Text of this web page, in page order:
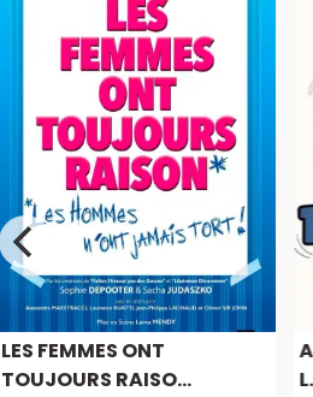
LES FEMMES ONT
TOUJOURS RAISO...